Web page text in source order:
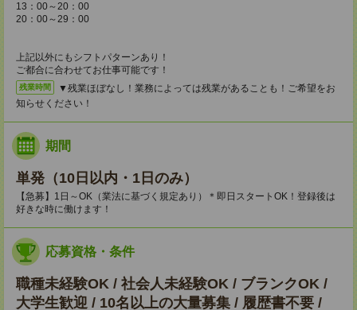
13：00～20：00
20：00～29：00
上記以外にもシフトパターンあり！
ご都合に合わせてお仕事可能です！
残業時間
▼残業ほぼなし！業務によっては残業があることも！ご希望をお
知らせください！
期間
単発（10日以内・1日のみ）
【急募】1日～OK（業法に基づく規定あり）＊即日スタートOK！登録後は
好きな時に働けます！
応募資格・条件
職種未経験OK / 社会人未経験OK / ブランクOK /
大学生歓迎 / 10名以上の大量募集 / 履歴書不要 /